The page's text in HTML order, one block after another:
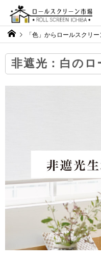
「色」からロールスクリ
非遮光：白の